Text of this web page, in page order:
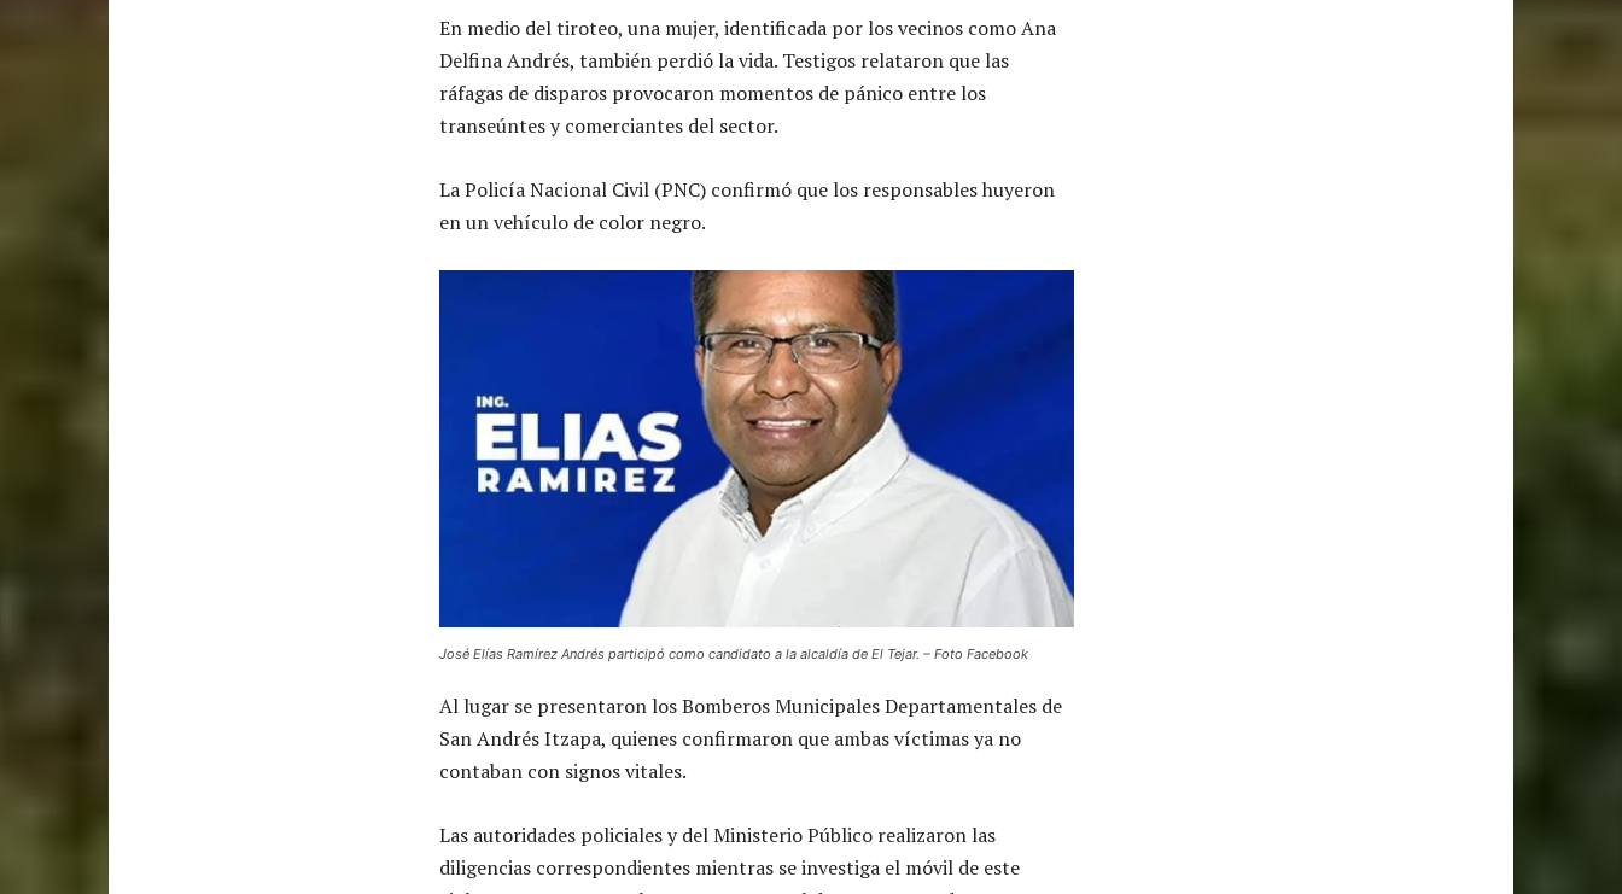
En medio del tiroteo, una mujer, identificada por los vecinos como Ana
Delfina Andrés, también perdió la vida. Testigos relataron que las
ráfagas de disparos provocaron momentos de pánico entre los
transeúntes y comerciantes del sector.
La Policía Nacional Civil (PNC) confirmó que los responsables huyeron
en un vehículo de color negro.
José Elías Ramírez Andrés participó como candidato a la alcaldía de El Tejar. – Foto Facebook
Al lugar se presentaron los Bomberos Municipales Departamentales de
San Andrés Itzapa, quienes confirmaron que ambas víctimas ya no
contaban con signos vitales.
Las autoridades policiales y del Ministerio Público realizaron las
diligencias correspondientes mientras se investiga el móvil de este